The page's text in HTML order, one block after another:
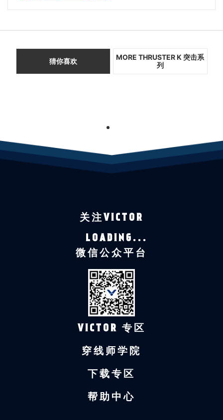
猜你喜欢
MORE THRUSTER K 突击系
列
1
关注VICTOR
LOADING...
微信公众平台
VICTOR 专区
穿线师学院
下载专区
帮助中心